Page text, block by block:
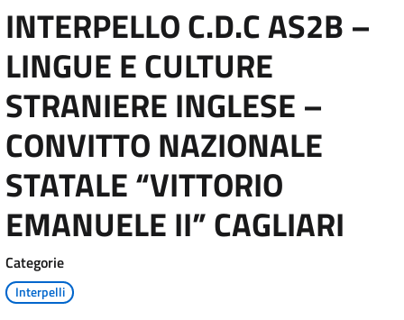
INTERPELLO C.D.C AS2B –
LINGUE E CULTURE
STRANIERE INGLESE –
CONVITTO NAZIONALE
STATALE “VITTORIO
EMANUELE II” CAGLIARI
Categorie
Interpelli